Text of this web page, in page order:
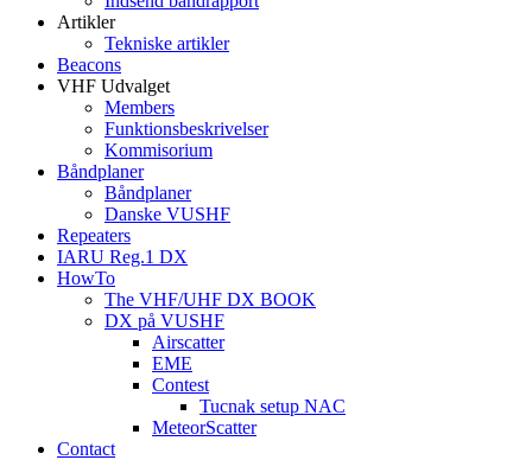
Artikler
Tekniske artikler
Beacons
VHF Udvalget
Members
Funktionsbeskrivelser
Kommisorium
Båndplaner
Båndplaner
Danske VUSHF
Repeaters
IARU Reg.1 DX
HowTo
The VHF/UHF DX BOOK
DX på VUSHF
Airscatter
EME
Contest
Tucnak setup NAC
MeteorScatter
Contact